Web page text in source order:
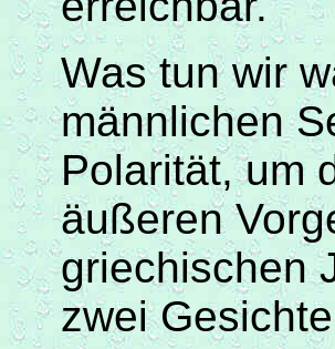
Was tun wir
männlichen
Polarität, um
äußeren
griechischen
zwei